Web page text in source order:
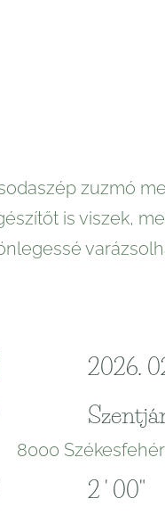
zuzmó
is viszek,
2026.
8000
2 ' 00"